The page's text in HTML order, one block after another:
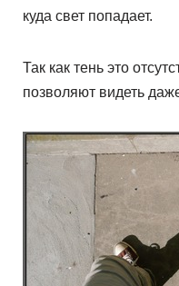
куда свет попадает.
Так как тень это
позволяют видеть